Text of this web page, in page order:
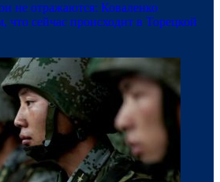
не отражаются: Коваленко
что сейчас происходит в Торецкой